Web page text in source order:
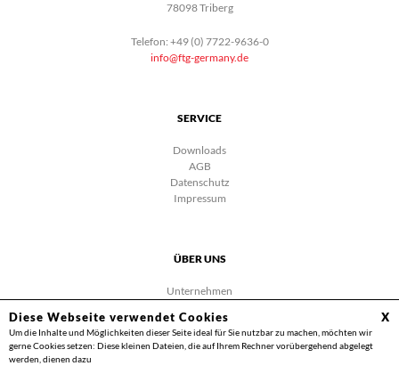
Diese Webseite verwendet Cookies X
Um die Inhalte und Möglichkeiten dieser Seite ideal für Sie nutzbar zu machen, möchten wir
gerne Cookies setzen: Diese kleinen Dateien, die auf Ihrem Rechner vorübergehend abgelegt
werden, dienen dazu
78098 Triberg
Telefon: +49 (0) 7722-9636-0
info@ftg-germany.de
SERVICE
Downloads
AGB
Datenschutz
Impressum
ÜBER UNS
Unternehmen
Facebook
Videos
Kontakt